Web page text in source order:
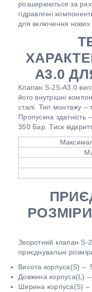
розширюються за
гідравлічні
для включення нових
A3.0
Клапан S-25-A3.0
його внутрішні
сталі. Тип монтажу –
Пропускна
350 Бар. Тиск
Зворотний клапан S-
приєднувальні
Висота корпуса(S) –
Довжина корпуса(L)
Ширина корпуса(S) –